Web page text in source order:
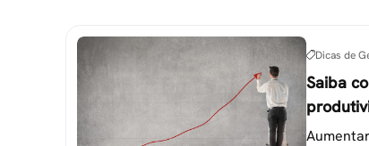
Dicas de
Saiba